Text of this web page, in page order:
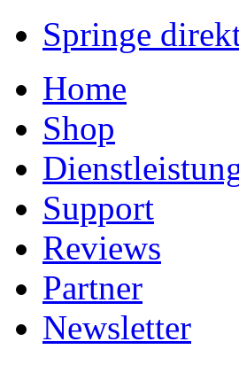
Springe
Home
Shop
Support
Reviews
Partner
Newsletter